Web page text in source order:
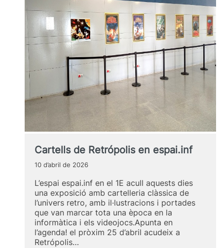
Cartells de Retrópolis en espai.inf
10 d’abril de 2026
L’espai espai.inf en el 1E acull aquests dies
una exposició amb cartelleria clàssica de
l’univers retro, amb il·lustracions i portades
que van marcar tota una època en la
informàtica i els videojocs.Apunta en
l’agenda! el pròxim 25 d’abril acudeix a
Retrópolis…